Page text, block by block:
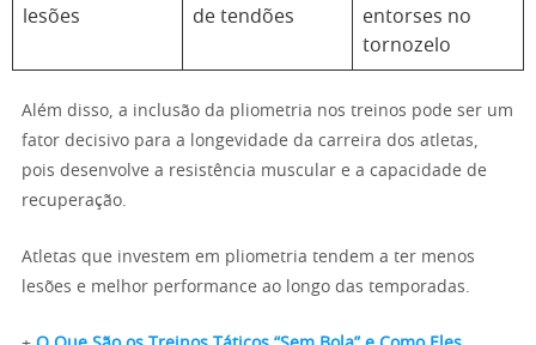
lesões
de tendões
entorses no
tornozelo
Além disso, a inclusão da pliometria nos treinos pode ser um
fator decisivo para a longevidade da carreira dos atletas,
pois desenvolve a resistência muscular e a capacidade de
recuperação.
Atletas que investem em pliometria tendem a ter menos
lesões e melhor performance ao longo das temporadas.